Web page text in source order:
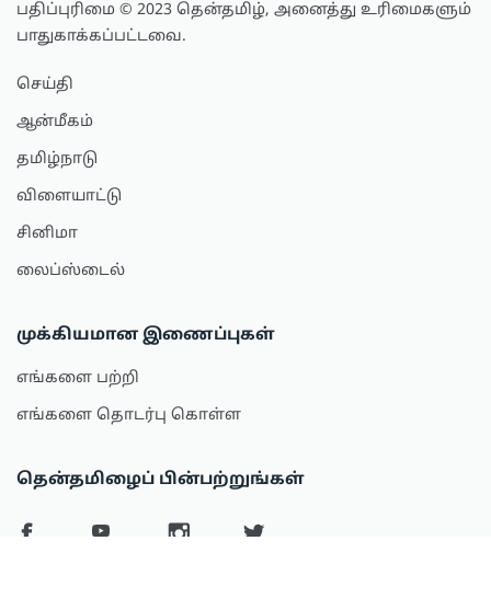
பதிப்புரிமை © 2023 தென்தமிழ், அனைத்து உரிமைகளும்
பாதுகாக்கப்பட்டவை.
செய்தி
ஆன்மீகம்
தமிழ்நாடு
விளையாட்டு
சினிமா
லைப்ஸ்டைல்
முக்கியமான இணைப்புகள்
எங்களை பற்றி
எங்களை தொடர்பு கொள்ள
தென்தமிழைப் பின்பற்றுங்கள்